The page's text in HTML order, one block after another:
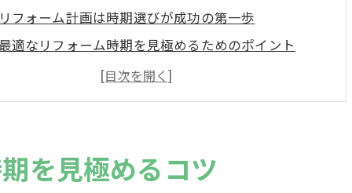
リフォーム計画は時期選びが成功の第一歩
最適なリフォーム時期を見極めるためのポイント
気候や家族イベントで変わるリフォームの適期
フォーム時期を決める前に知っておきたい注意点
抑えて高品質なリフォームを叶える方法
フォーム費用を抑える賢い見積もり術
を見極めるコツ